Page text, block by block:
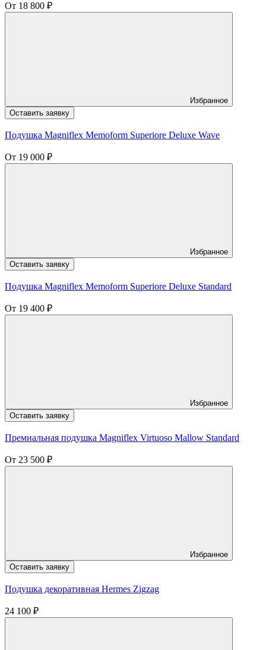
От 18 800 ₽
Избранное
Оставить заявку
Подушка Magniflex Memoform Superiore Deluxe Wave
От 19 000 ₽
Избранное
Оставить заявку
Подушка Magniflex Memoform Superiore Deluxe Standard
От 19 400 ₽
Избранное
Оставить заявку
Премиальная подушка Magniflex Virtuoso Mallow Standard
От 23 500 ₽
Избранное
Оставить заявку
Подушка декоративная Hermes Zigzag
24 100 ₽